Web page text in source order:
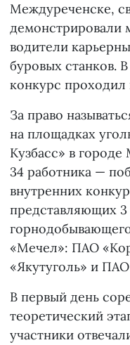
Междуреченске,
демонстрировали
водители
буровых станков.
конкурс проходил
За право
на площадках
Кузбасс» в
34 работника —
внутренних
представляющих
«Мечел»: ПАО
«Якутуголь» и
В первый день
теоретический
участники